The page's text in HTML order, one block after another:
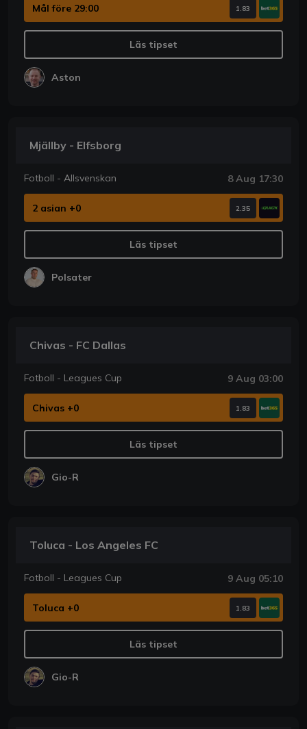
Mål före 29:00 1.83
Läs tipset
Aston
Mjällby - Elfsborg
Fotboll - Allsvenskan 8 Aug 17:30
2 asian +0 2.35
Läs tipset
Polsater
Chivas - FC Dallas
Fotboll - Leagues Cup 9 Aug 03:00
Chivas +0 1.83
Läs tipset
Gio-R
Toluca - Los Angeles FC
Fotboll - Leagues Cup 9 Aug 05:10
Toluca +0 1.83
Läs tipset
Gio-R